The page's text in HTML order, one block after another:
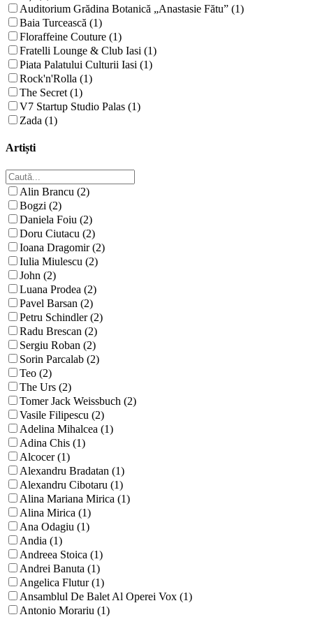
Auditorium Grădina Botanică „Anastasie Fătu” (1)
Baia Turcească (1)
Floraffeine Couture (1)
Fratelli Lounge & Club Iasi (1)
Piata Palatului Culturii Iasi (1)
Rock'n'Rolla (1)
The Secret (1)
V7 Startup Studio Palas (1)
Zada (1)
Artiști
Alin Brancu (2)
Bogzi (2)
Daniela Foiu (2)
Doru Ciutacu (2)
Ioana Dragomir (2)
Iulia Miulescu (2)
John (2)
Luana Prodea (2)
Pavel Barsan (2)
Petru Schindler (2)
Radu Brescan (2)
Sergiu Roban (2)
Sorin Parcalab (2)
Teo (2)
The Urs (2)
Tomer Jack Weissbuch (2)
Vasile Filipescu (2)
Adelina Mihalcea (1)
Adina Chis (1)
Alcocer (1)
Alexandru Bradatan (1)
Alexandru Cibotaru (1)
Alina Mariana Mirica (1)
Alina Mirica (1)
Ana Odagiu (1)
Andia (1)
Andreea Stoica (1)
Andrei Banuta (1)
Angelica Flutur (1)
Ansamblul De Balet Al Operei Vox (1)
Antonio Morariu (1)